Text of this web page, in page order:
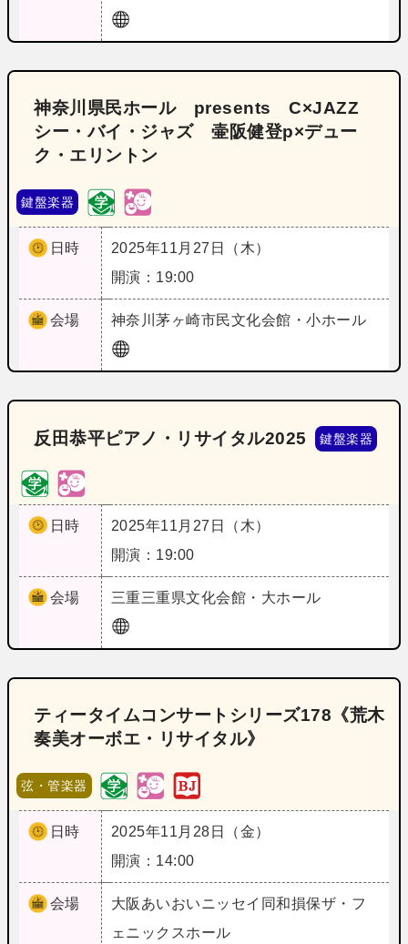
神奈川県民ホール presents C×JAZZ
シー・バイ・ジャズ 壷阪健登p×デュー
ク・エリントン
鍵盤楽器
日時
2025年11月27日（木）
開演：19:00
会場 神奈川 茅ヶ崎市民文化会館・小ホール
反田恭平ピアノ・リサイタル2025 鍵盤楽器
日時
2025年11月27日（木）
開演：19:00
会場 三重三重県文化会館・大ホール
ティータイムコンサートシリーズ178《荒木
奏美オーボエ・リサイタル》
弦・管楽器
日時
2025年11月28日（金）
開演：14:00
会場 大阪 あいおいニッセイ同和損保ザ・フ
ェニックスホール